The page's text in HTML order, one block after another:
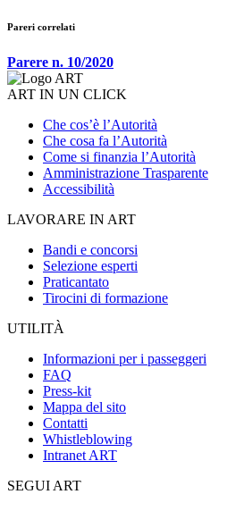
Pareri correlati
Parere n. 10/2020
ART IN UN CLICK
Che cos’è l’Autorità
Che cosa fa l’Autorità
Come si finanzia l’Autorità
Amministrazione Trasparente
Accessibilità
LAVORARE IN ART
Bandi e concorsi
Selezione esperti
Praticantato
Tirocini di formazione
UTILITÀ
Informazioni per i passeggeri
FAQ
Press-kit
Mappa del sito
Contatti
Whistleblowing
Intranet ART
SEGUI ART